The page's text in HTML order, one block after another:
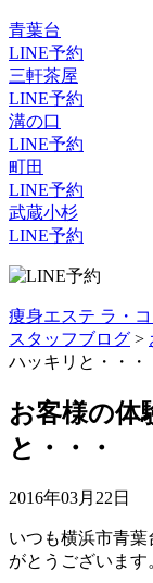
青葉台
LINE予約
三軒茶屋
LINE予約
溝の口
LINE予約
町田
LINE予約
武蔵小杉
LINE予約
痩身エステ ラ・
スタッフブログ >
ハッキリと・・・
お客様の
と・・・
2016年03月22日
いつも横浜市青
がとうございます